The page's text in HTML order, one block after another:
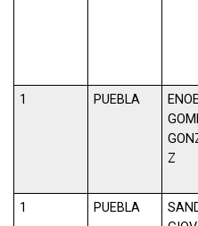
1 PUEBLA
Z
1 PUEBLA